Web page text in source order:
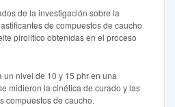
de la investigación sobre la
de compuestos de caucho
pirolítico obtenidas en el proceso
nivel de 10 y 15 phr en una
midieron la cinética de curado y las
compuestos de caucho.